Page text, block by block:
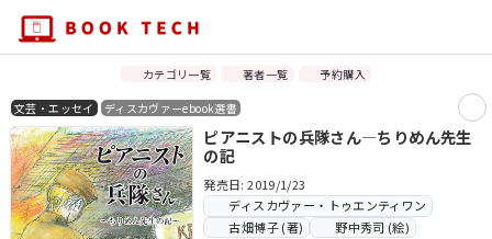
カテゴリ一覧 著者一覧 予約購入
文芸・エッセイ ディスカヴァーebook選書
ピアニストの兵隊さん―ちりめん先生
の記
発売日: 2019/1/23
ディスカヴァー・トゥエンティワン
古畑博子 (著)
野中秀司 (絵)